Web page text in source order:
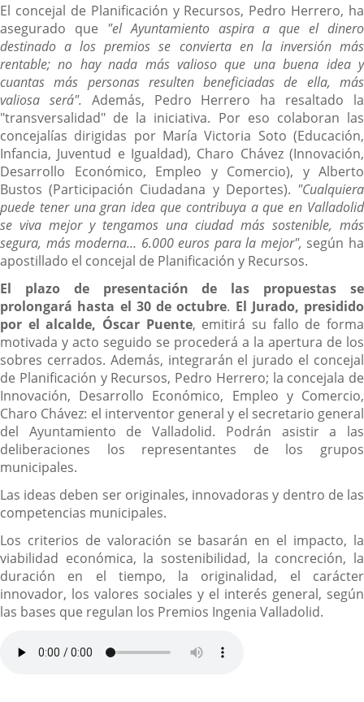
El concejal de Planificación y Recursos, Pedro Herrero, ha
asegurado que "el Ayuntamiento aspira a que el dinero
destinado a los premios se convierta en la inversión más
rentable; no hay nada más valioso que una buena idea y
cuantas más personas resulten beneficiadas de ella, más
valiosa será". Además, Pedro Herrero ha resaltado la
"transversalidad" de la iniciativa. Por eso colaboran las
concejalías dirigidas por María Victoria Soto (Educación,
Infancia, Juventud e Igualdad), Charo Chávez (Innovación,
Desarrollo Económico, Empleo y Comercio), y Alberto
Bustos (Participación Ciudadana y Deportes). "Cualquiera
puede tener una gran idea que contribuya a que en Valladolid
se viva mejor y tengamos una ciudad más sostenible, más
segura, más moderna… 6.000 euros para la mejor", según ha
apostillado el concejal de Planificación y Recursos.
El plazo de presentación de las propuestas se
prolongará hasta el 30 de octubre. El Jurado, presidido
por el alcalde, Óscar Puente, emitirá su fallo de forma
motivada y acto seguido se procederá a la apertura de los
sobres cerrados. Además, integrarán el jurado el concejal
de Planificación y Recursos, Pedro Herrero; la concejala de
Innovación, Desarrollo Económico, Empleo y Comercio,
Charo Chávez: el interventor general y el secretario general
del Ayuntamiento de Valladolid. Podrán asistir a las
deliberaciones los representantes de los grupos
municipales.
Las ideas deben ser originales, innovadoras y dentro de las
competencias municipales.
Los criterios de valoración se basarán en el impacto, la
viabilidad económica, la sostenibilidad, la concreción, la
duración en el tiempo, la originalidad, el carácter
innovador, los valores sociales y el interés general, según
las bases que regulan los Premios Ingenia Valladolid.